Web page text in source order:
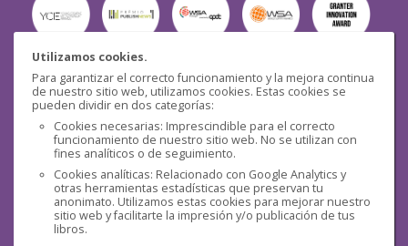
Utilizamos cookies.
Para garantizar el correcto funcionamiento y la mejora continua
de nuestro sitio web, utilizamos cookies. Estas cookies se
pueden dividir en dos categorías:
Cookies necesarias: Imprescindible para el correcto
funcionamiento de nuestro sitio web. No se utilizan con
fines analíticos o de seguimiento.
Cookies analíticas: Relacionado con Google Analytics y
otras herramientas estadísticas que preservan tu
anonimato. Utilizamos estas cookies para mejorar nuestro
sitio web y facilitarte la impresión y/o publicación de tus
libros.
Seguridad
Redes sociales